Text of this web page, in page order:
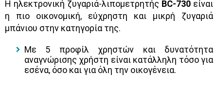
Η ηλεκτρονική ζυγαριά-λιπομετρητής BC-730 είναι
η πιο οικονομική, εύχρηστη και μικρή ζυγαριά
μπάνιου στην κατηγορία της.
Με 5 προφίλ χρηστών και δυνατότητα
αναγνώρισης χρήστη είναι κατάλληλη τόσο για
εσένα, όσο και για όλη την οικογένεια.